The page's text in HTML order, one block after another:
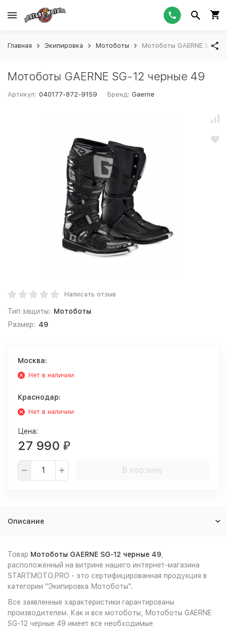
Главная Экипировка Мотоботы Мотоботы GAERNE SG-
Мотоботы GAERNE SG-12 черные 49
Артикул: 040177-872-9159 Бренд: Gaerne
Написать отзыв
Тип защиты: Мотоботы
Размер: 49
Москва:
Нет в наличии
Краснодар:
Нет в наличии
Цена:
27 990 ₽
В корзину
Описание
Товар Мотоботы GAERNE SG-12 черные 49
расположенный на витрине нашего интернет-магазина
STARTMOTO.PRO - это сертифицированная продукция в
категории "Экипировка Мотоботы".
Все заявленные характеристики гарантированы
производителем. Как и все мотоботы, Мотоботы GAERNE
SG-12 черные 49 имеет все необходимые